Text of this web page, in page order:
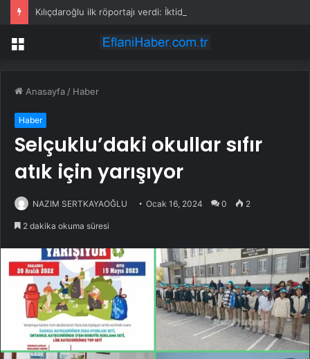
Menü
Anasayfa / Haber
Haber
Selçuklu’daki okullar sıfır
atık için yarışıyor
NAZIM SERTKAYAOĞLU Ocak 16, 2024 0 2
2 dakika okuma süresi